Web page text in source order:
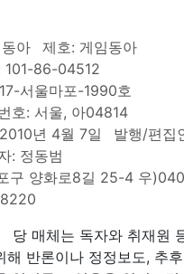
아
제호: 게임동아
101-86-04512
서울마포-1990호
호: 서울, 아04814
년 4월 7일
발행/편집
: 정동범
구 양화로8길 25-4 우
당 매체는 독자와 취재원
해 반론이나 정정보도, 추